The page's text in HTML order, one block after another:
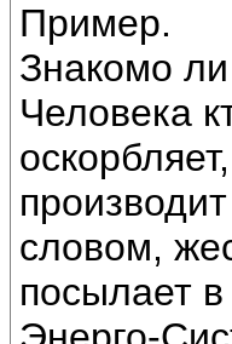
Пример.
Знакомо
Человека
словом,
посылает